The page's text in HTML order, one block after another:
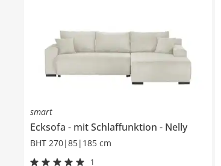
smart
Ecksofa mit Schlaffunktion Nelly
BHT 270|85|185 cm
1